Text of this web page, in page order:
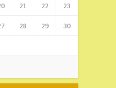
21 22 23
28 29 30